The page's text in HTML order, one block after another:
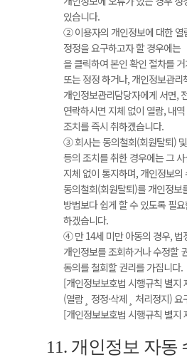
있습니다.
② 이용자의 개인정보에 대한 열
정정을 요구하고자 할 경우에는
을 클릭하여 본인 확인 절차를
또는 정정 하거나, 개인정보관리
개인정보관리담당자에게 서면,
연락하시면 지체 없이 열람, 내
조치를 즉시 취하겠습니다.
③ 회사는 동의철회(회원탈퇴)
등의 조치를 취한 경우에는 그
지체 없이 통지하며, 개인정보의
동의철회(회원탈퇴)를 개인정보
방법보다 쉽게 할 수 있도록 필
하겠습니다.
④ 만 14세 미만 아동의 경우, 법
개인정보를 조회하거나 수정할
동의를 철회할 권리를 가집니다.
[개인정보보호법 시행규칙 별지
(열람¸ 정정·삭제¸ 처리정지) 요
[개인정보보호법 시행규칙 별지
11. 개인정보 자동